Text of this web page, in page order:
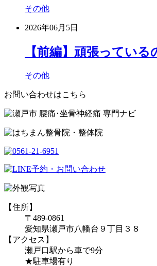
その他
2026年06月5日
【前編】頑張ってい
その他
お問い合わせはこちら
【住所】
〒489-0861
愛知県瀬戸市八幡台９丁目３８
【アクセス】
瀬戸口駅から車で9分
★駐車場有り